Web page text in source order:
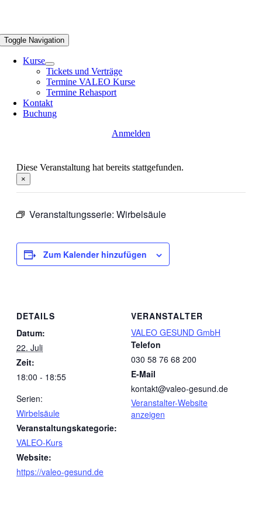
Toggle Navigation
Kurse
Tickets und Verträge
Termine VALEO Kurse
Termine Rehasport
Kontakt
Buchung
Anmelden
Diese Veranstaltung hat bereits stattgefunden.
×
Veranstaltungsserie: Wirbelsäule
Zum Kalender hinzufügen
DETAILS
Datum:
22. Juli
Zeit:
18:00 - 18:55
Serien:
Wirbelsäule
Veranstaltungskategorie:
VALEO-Kurs
Website:
https://valeo-gesund.de
VERANSTALTER
VALEO GESUND GmbH
Telefon
030 58 76 68 200
E-Mail
kontakt@valeo-gesund.de
Veranstalter-Website
anzeigen